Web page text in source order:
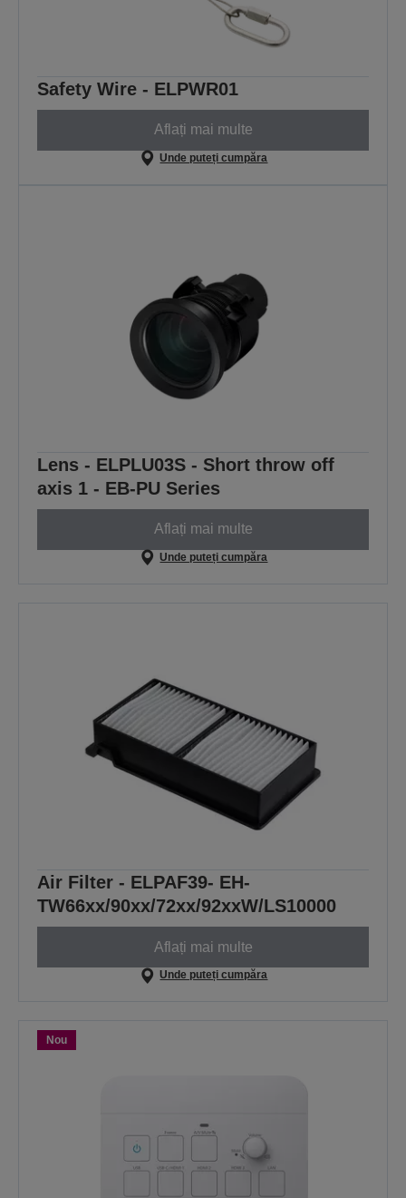
Safety Wire - ELPWR01
Aflați mai multe
Unde puteți cumpăra
Lens - ELPLU03S - Short throw off
axis 1 - EB-PU Series
Aflați mai multe
Unde puteți cumpăra
Air Filter - ELPAF39- EH-
TW66xx/90xx/72xx/92xxW/LS10000
Aflați mai multe
Unde puteți cumpăra
Nou